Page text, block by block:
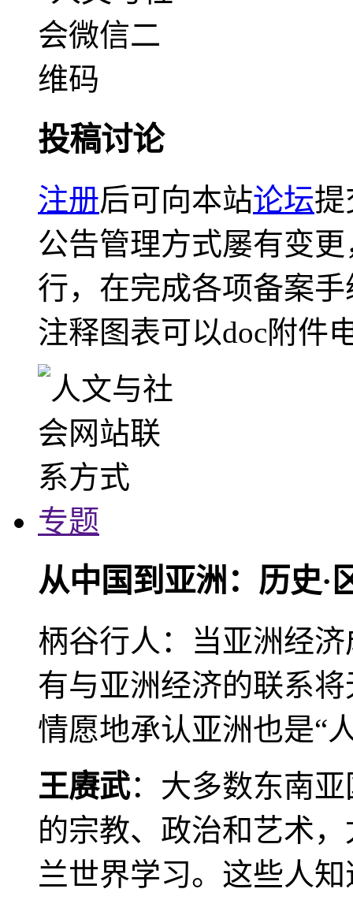
投稿讨论
注册后可向本站论坛提
公告管理方式屡有变
行，在完成各项备案
注释图表可以doc附件
专题
从中国到亚洲：历史·
柄谷行人：当亚洲经
有与亚洲经济的联系
情愿地承认亚洲也是“
王赓武：大多数东南
的宗教、政治和艺术
兰世界学习。这些人